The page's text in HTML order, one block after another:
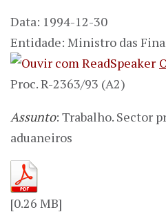
Data: 1994-12-30
Entidade: Ministro das
Proc. R-2363/93 (A2)
Assunto: Trabalho. Sector
aduaneiros
[0.26 MB]